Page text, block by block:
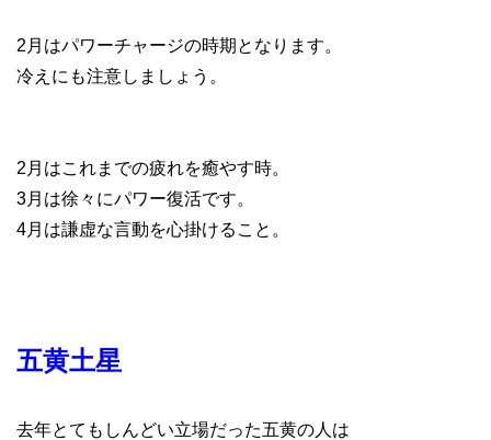
2月はパワーチャージの時期となります。
冷えにも注意しましょう。
2月はこれまでの疲れを癒やす時。
3月は徐々にパワー復活です。
4月は謙虚な言動を心掛けること。
五黄土星
去年とてもしんどい立場だった五黄の人は